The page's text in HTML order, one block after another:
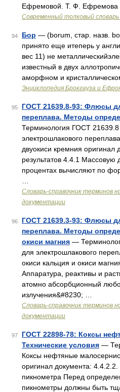
Ефремовой. Т. Ф. Ефремова
Современный толковый
94 Бор — (borum, стар. назв.
принято еще итеперь у
вес 11) не
известный в двух
аморфном и
Энциклопедия Брокгауза и
95
ГОСТ 21639.8-93: Флюсы
переплава. Методы
Терминология ГОСТ
электрошлакового
двуокиси кремния оригинал
результатов 4.4.1
процентах вычисляют по
Словарь-справочник терминов
документации
96
ГОСТ 21639.3-93: Флюсы
переплава. Методы
окиси магния —
для электрошлакового
окиси кальция и окиси
Аппаратура, реактивы и
атомно абсорбционный
излучения&#8230; …
Словарь-справочник терминов
документации
97
ГОСТ 22898-78: Коксы
Технические условия —
Коксы нефтяные
оригинал документа:
пикнометра Перед
пикнометры должны быть